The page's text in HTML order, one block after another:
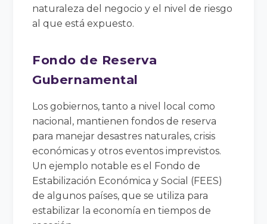
naturaleza del negocio y el nivel de riesgo
al que está expuesto.
Fondo de Reserva
Gubernamental
Los gobiernos, tanto a nivel local como
nacional, mantienen fondos de reserva
para manejar desastres naturales, crisis
económicas y otros eventos imprevistos.
Un ejemplo notable es el Fondo de
Estabilización Económica y Social (FEES)
de algunos países, que se utiliza para
estabilizar la economía en tiempos de